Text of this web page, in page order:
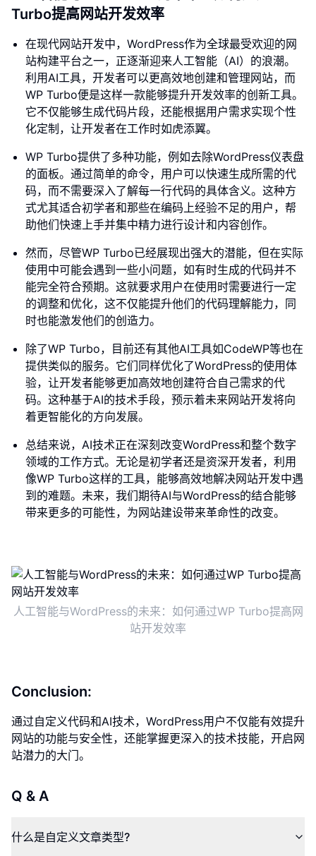
Turbo提高网站开发效率
在现代网站开发中，WordPress作为全球最受欢迎的网
站构建平台之一，正逐渐迎来人工智能（AI）的浪潮。
利用AI工具，开发者可以更高效地创建和管理网站，而
WP Turbo便是这样一款能够提升开发效率的创新工具。
它不仅能够生成代码片段，还能根据用户需求实现个性
化定制，让开发者在工作时如虎添翼。
WP Turbo提供了多种功能，例如去除WordPress仪表盘
的面板。通过简单的命令，用户可以快速生成所需的代
码，而不需要深入了解每一行代码的具体含义。这种方
式尤其适合初学者和那些在编码上经验不足的用户，帮
助他们快速上手并集中精力进行设计和内容创作。
然而，尽管WP Turbo已经展现出强大的潜能，但在实际
使用中可能会遇到一些小问题，如有时生成的代码并不
能完全符合预期。这就要求用户在使用时需要进行一定
的调整和优化，这不仅能提升他们的代码理解能力，同
时也能激发他们的创造力。
除了WP Turbo，目前还有其他AI工具如CodeWP等也在
提供类似的服务。它们同样优化了WordPress的使用体
验，让开发者能够更加高效地创建符合自己需求的代
码。这种基于AI的技术手段，预示着未来网站开发将向
着更智能化的方向发展。
总结来说，AI技术正在深刻改变WordPress和整个数字
领域的工作方式。无论是初学者还是资深开发者，利用
像WP Turbo这样的工具，能够高效地解决网站开发中遇
到的难题。未来，我们期待AI与WordPress的结合能够
带来更多的可能性，为网站建设带来革命性的改变。
人工智能与WordPress的未来：如何通过WP Turbo提高网
站开发效率
Conclusion:
通过自定义代码和AI技术，WordPress用户不仅能有效提升
网站的功能与安全性，还能掌握更深入的技术技能，开启网
站潜力的大门。
Q & A
什么是自定义文章类型?